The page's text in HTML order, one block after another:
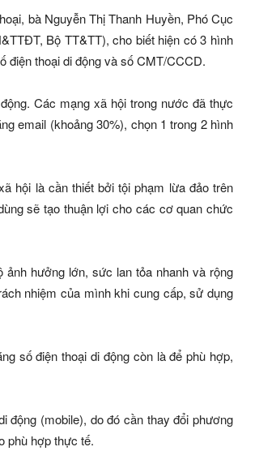
bà Nguyễn Thị Thanh Huyền, Phó Cục
Bộ TT&TT), cho biết hiện có 3 hình
điện thoại di động và số CMT/CCCD.
Các mạng xã hội trong nước đã thực
email (khoảng 30%), chọn 1 trong 2 hình
hội là cần thiết bởi tội phạm lừa đảo trên
sẽ tạo thuận lợi cho các cơ quan chức
hưởng lớn, sức lan tỏa nhanh và rộng
nhiệm của mình khi cung cấp, sử dụng
số điện thoại di động còn là để phù hợp,
động (mobile), do đó cần thay đổi phương
phù hợp thực tế.